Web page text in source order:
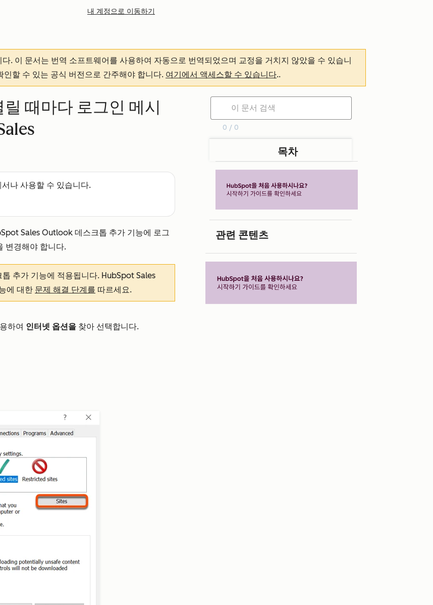
내 계정으로 이동하기
다. 이 문서는 번역 소프트웨어를 사용하여 자동으로 번역되었으며 교정을 거치지 않았을 수 있습니
할 수 있는 공식 버전으로 간주해야 합니다. 여기에서 액세스할 수 있습니다..
때마다 로그인 메시
나 사용할 수 있습니다.
Sales Outlook 데스크톱 추가 기능에 로그
변경해야 합니다.
추가 기능에 적용됩니다. HubSpot Sales
에 대한 문제 해결 단계를 따르세요.
하여 인터넷 옵션을 찾아 선택합니다.
0 / 0
목차
관련 콘텐츠